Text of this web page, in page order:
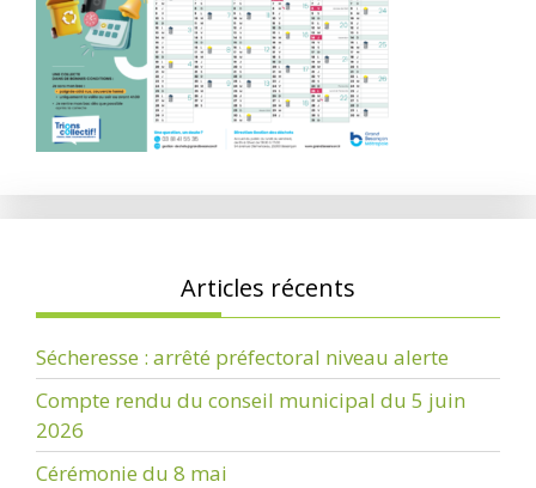
Articles récents
Sécheresse : arrêté préfectoral niveau alerte
Compte rendu du conseil municipal du 5 juin
2026
Cérémonie du 8 mai